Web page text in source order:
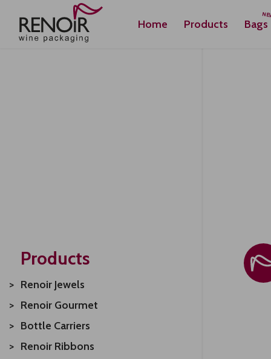
Home Products Bags
Products
Renoir Jewels
Renoir Gourmet
Bottle Carriers
Renoir Ribbons